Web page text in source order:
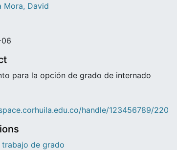
Mora, David
para la opción de grado de internado
handle/123456789/220
trabajo de grado